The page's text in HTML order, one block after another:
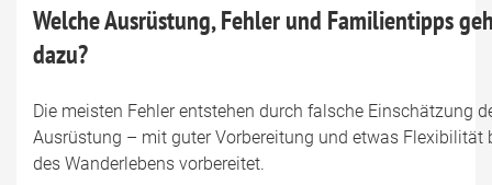
Welche Ausrüstung, Fehler und Familientipps
dazu?
Die meisten Fehler entstehen durch falsche Einschätzung
Ausrüstung – mit guter Vorbereitung und etwas Flexibilität
des Wanderlebens vorbereitet.